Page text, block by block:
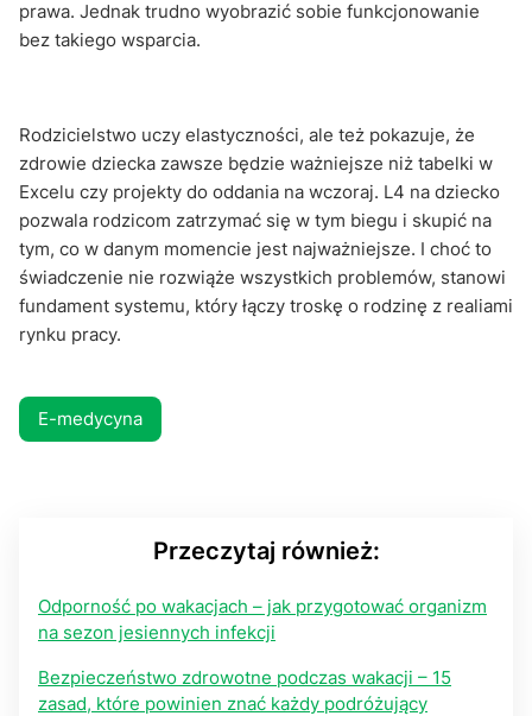
prawa. Jednak trudno wyobrazić sobie funkcjonowanie
bez takiego wsparcia.
Rodzicielstwo uczy elastyczności, ale też pokazuje, że
zdrowie dziecka zawsze będzie ważniejsze niż tabelki w
Excelu czy projekty do oddania na wczoraj. L4 na dziecko
pozwala rodzicom zatrzymać się w tym biegu i skupić na
tym, co w danym momencie jest najważniejsze. I choć to
świadczenie nie rozwiąże wszystkich problemów, stanowi
fundament systemu, który łączy troskę o rodzinę z realiami
rynku pracy.
E-medycyna
Przeczytaj również:
Odporność po wakacjach – jak przygotować organizm
na sezon jesiennych infekcji
Bezpieczeństwo zdrowotne podczas wakacji – 15
zasad, które powinien znać każdy podróżujący